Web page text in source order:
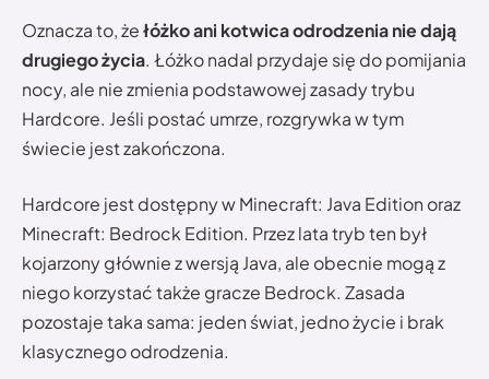
Oznacza to, żełóżko ani kotwica odrodzenia nie dają
drugiego życia. Łóżko nadal przydaje się do pomijania
nocy, ale nie zmienia podstawowej zasady trybu
Hardcore. Jeśli postać umrze, rozgrywka w tym
świecie jest zakończona.
Hardcore jest dostępny w Minecraft: Java Edition oraz
Minecraft: Bedrock Edition. Przez lata tryb ten był
kojarzony głównie z wersją Java, ale obecnie mogą z
niego korzystać także gracze Bedrock. Zasada
pozostaje taka sama: jeden świat, jedno życie i brak
klasycznego odrodzenia.